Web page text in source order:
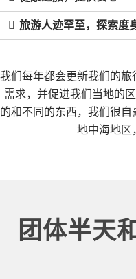
旅游人迹罕至，探索度
我们每年都会更新我们的
需求，并促进我们当地的
的和不同的东西，我们很
地中海地区
团体半天